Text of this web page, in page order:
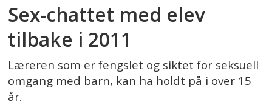
Sex-chattet med elev
tilbake i 2011
Læreren som er fengslet og siktet for seksuell
omgang med barn, kan ha holdt på i over 15
år.